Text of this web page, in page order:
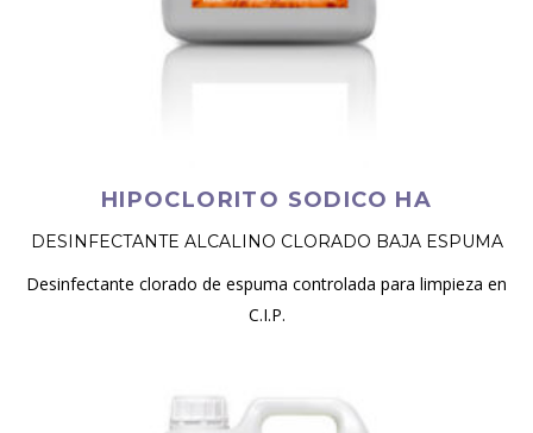
HIPOCLORITO SODICO HA
DESINFECTANTE ALCALINO CLORADO BAJA ESPUMA
Desinfectante clorado de espuma controlada para limpieza en
C.I.P.